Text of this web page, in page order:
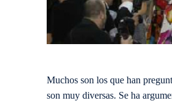
Muchos son los que han
son muy diversas. Se ha